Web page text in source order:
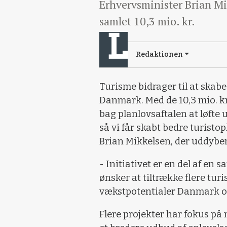
Erhvervsminister Brian
samlet 10,3 mio. kr.
Redaktionen
Turisme bidrager til at
Danmark. Med de 10,3 mio.
bag planlovsaftalen at løfte
så vi får skabt bedre
Brian Mikkelsen, der
- Initiativet er en del af en
ønsker at tiltrække flere
vækstpotentialer Danmark
Flere projekter har fokus